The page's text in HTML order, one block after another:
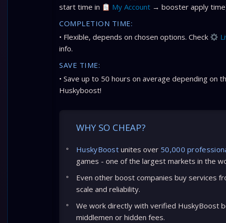
start time in
My Account → booster apply
COMPLETION TIME:
• Flexible, depends on chosen options. Check
info.
SAVE TIME:
• Save up to 50 hours on average depending on
Huskyboost!
WHY SO CHEAP?
HuskyBoost unites over 50,000
games - one of the largest markets in the
Even other boost companies buy services
scale and reliability.
We work directly with verified HuskyBoost
middlemen or hidden fees.